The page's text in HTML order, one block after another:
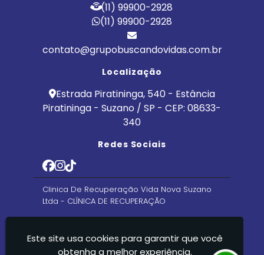
(11) 99900-2928
(11) 99900-2928
contato@grupobuscandovidas.com.br
Localização
Estrada Piratininga, 540 - Estância
Piratininga - Suzano / SP - CEP: 08633-
340
Redes Sociais
Clinica De Recuperação Vida Nova Suzano
Ltda - CLÍNICA DE RECUPERAÇÃO
Este site usa cookies para garantir que você
obtenha a melhor experiência.